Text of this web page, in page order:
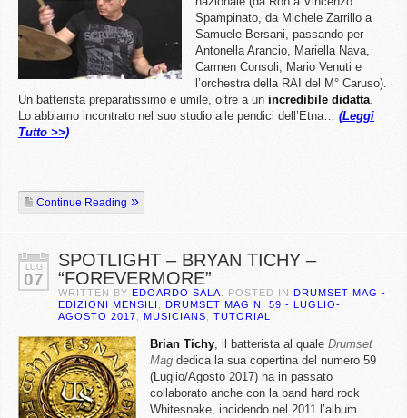
Spampinato, da Michele Zarrillo a
Samuele Bersani, passando per
Antonella Arancio, Mariella Nava,
Carmen Consoli, Mario Venuti e
l’orchestra della RAI del M° Caruso).
Un batterista preparatissimo e umile, oltre a un incredibile didatta.
Lo abbiamo incontrato nel suo studio alle pendici dell’Etna… (Leggi
Tutto >>)
Continue Reading
LUG
07
SPOTLIGHT – BRYAN TICHY –
“FOREVERMORE”
WRITTEN BY EDOARDO SALA . POSTED IN DRUMSET MAG -
EDIZIONI MENSILI
DRUMSET MAG N. 59 - LUGLIO-
AGOSTO 2017
MUSICIANS TUTORIAL
Brian Tichy, il batterista al quale Drumset
Mag dedica la sua copertina del numero 59
(Luglio/Agosto 2017) ha in passato
collaborato anche con la band hard rock
Whitesnake, incidendo nel 2011 l’album